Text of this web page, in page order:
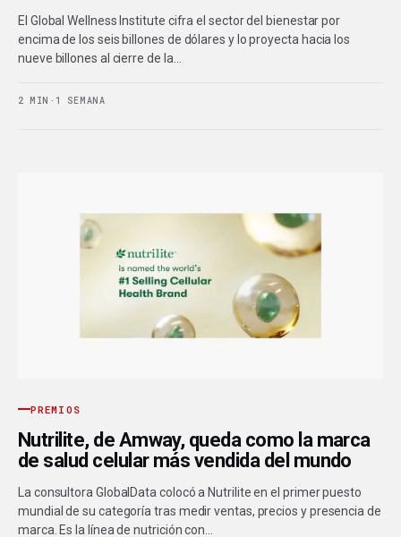
El Global Wellness Institute cifra el sector del bienestar por
encima de los seis billones de dólares y lo proyecta hacia los
nueve billones al cierre de la…
2 MIN · 1 SEMANA
PREMIOS
Nutrilite, de Amway, queda como la marca
de salud celular más vendida del mundo
La consultora GlobalData colocó a Nutrilite en el primer puesto
mundial de su categoría tras medir ventas, precios y presencia de
marca. Es la línea de nutrición con…